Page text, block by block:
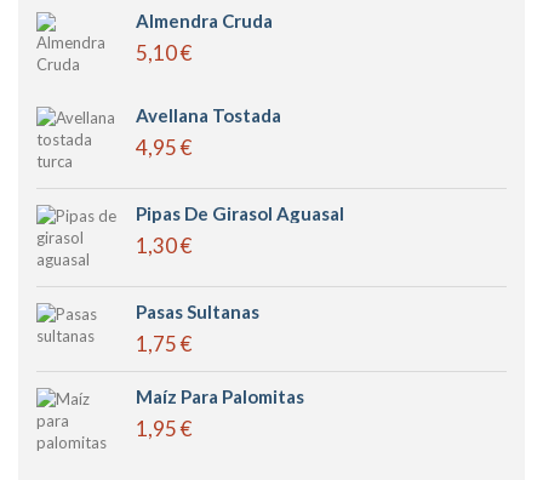
Almendra Cruda
5,10 €
Avellana Tostada
4,95 €
Pipas De Girasol Aguasal
1,30 €
Pasas Sultanas
1,75 €
Maíz Para Palomitas
1,95 €